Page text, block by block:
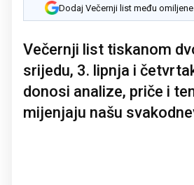
Dodaj Večernji list među
Večernji list tiskanom
srijedu, 3. lipnja i
donosi analize, priče i
mijenjaju našu